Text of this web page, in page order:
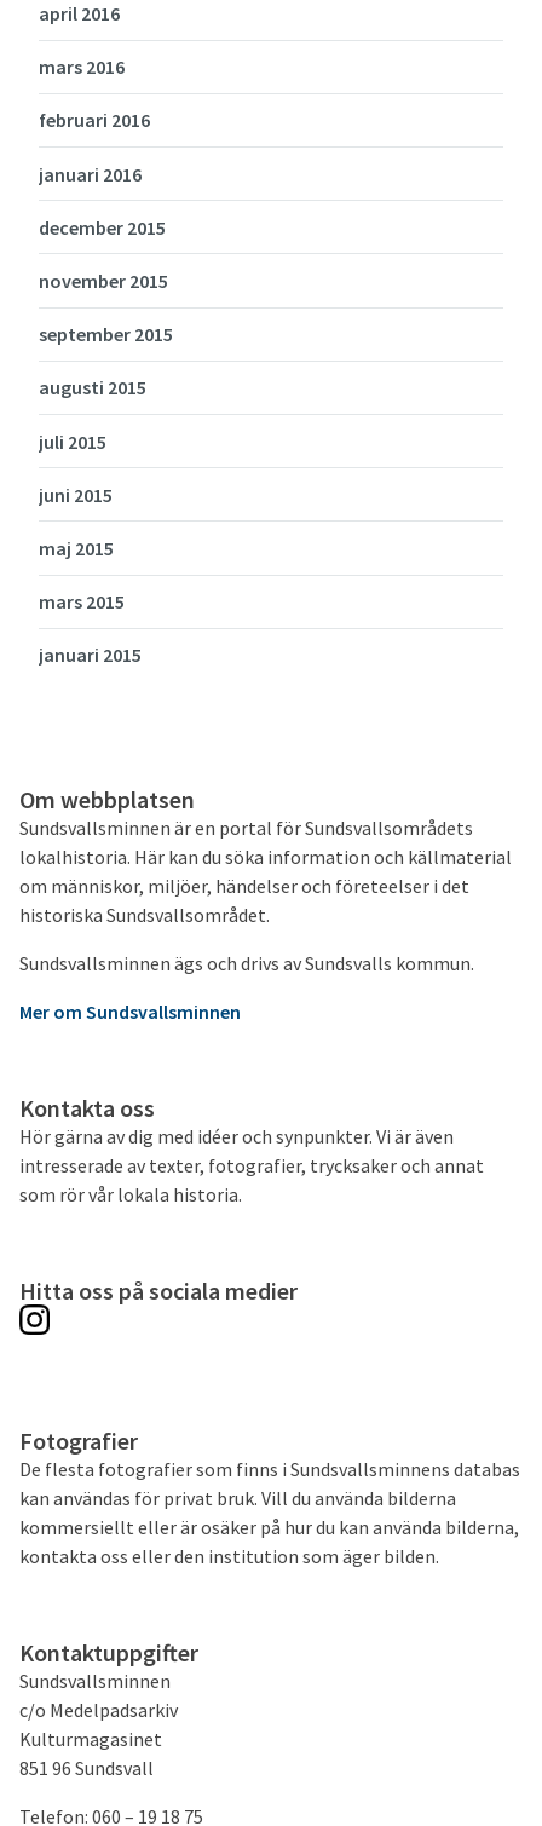
april 2016
mars 2016
februari 2016
januari 2016
december 2015
november 2015
september 2015
augusti 2015
juli 2015
juni 2015
maj 2015
mars 2015
januari 2015
Om webbplatsen
Sundsvallsminnen är en portal för Sundsvallsområdets
lokalhistoria. Här kan du söka information och källmaterial
om människor, miljöer, händelser och företeelser i det
historiska Sundsvallsområdet.
Sundsvallsminnen ägs och drivs av Sundsvalls kommun.
Mer om Sundsvallsminnen
Kontakta oss
Hör gärna av dig med idéer och synpunkter. Vi är även
intresserade av texter, fotografier, trycksaker och annat
som rör vår lokala historia.
Hitta oss på sociala medier
Fotografier
De flesta fotografier som finns i Sundsvallsminnens databas
kan användas för privat bruk. Vill du använda bilderna
kommersiellt eller är osäker på hur du kan använda bilderna,
kontakta oss eller den institution som äger bilden.
Kontaktuppgifter
Sundsvallsminnen
c/o Medelpadsarkiv
Kulturmagasinet
851 96 Sundsvall
Telefon: 060 – 19 18 75